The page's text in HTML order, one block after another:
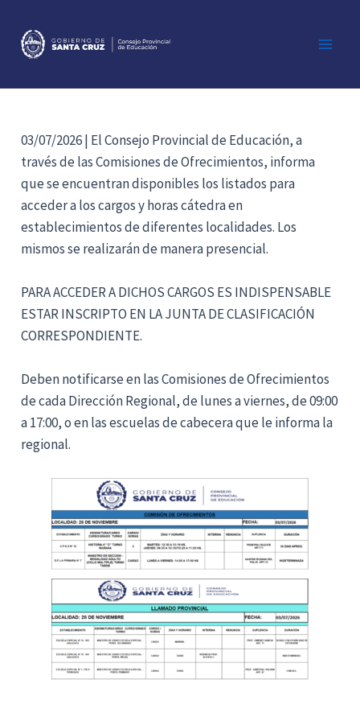
contenido
03/07/2026 | El Consejo Provincial de Educación, a
través de las Comisiones de Ofrecimientos, informa
que se encuentran disponibles los listados para
acceder a los cargos y horas cátedra en
establecimientos de diferentes localidades. Los
mismos se realizarán de manera presencial.
PARA ACCEDER A DICHOS CARGOS ES INDISPENSABLE
ESTAR INSCRIPTO EN LA JUNTA DE CLASIFICACIÓN
CORRESPONDIENTE.
Deben notificarse en las Comisiones de Ofrecimientos
de cada Dirección Regional, de lunes a viernes, de 09:00
a 17:00, o en las escuelas de cabecera que le informa la
regional.